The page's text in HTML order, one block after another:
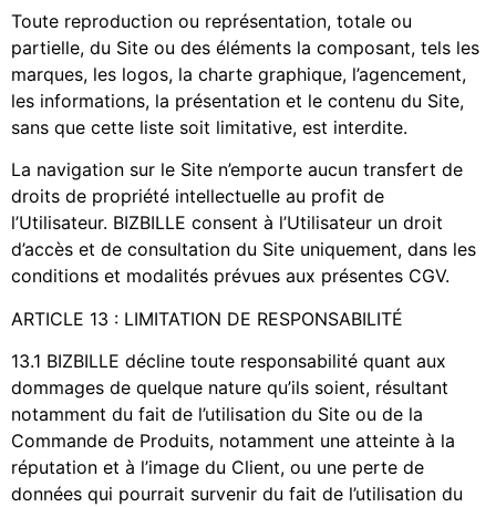
Toute reproduction ou représentation, totale ou
partielle, du Site ou des éléments la composant, tels les
marques, les logos, la charte graphique, l’agencement,
les informations, la présentation et le contenu du Site,
sans que cette liste soit limitative, est interdite.
La navigation sur le Site n’emporte aucun transfert de
droits de propriété intellectuelle au profit de
l’Utilisateur. BIZBILLE consent à l’Utilisateur un droit
d’accès et de consultation du Site uniquement, dans les
conditions et modalités prévues aux présentes CGV.
ARTICLE 13 : LIMITATION DE RESPONSABILITÉ
13.1 BIZBILLE décline toute responsabilité quant aux
dommages de quelque nature qu’ils soient, résultant
notamment du fait de l’utilisation du Site ou de la
Commande de Produits, notamment une atteinte à la
réputation et à l’image du Client, ou une perte de
données qui pourrait survenir du fait de l’utilisation du